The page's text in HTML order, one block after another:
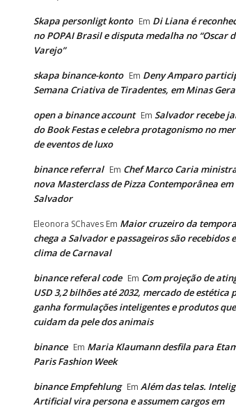
Skapa personligt konto Em Di Liana é
no POPAI Brasil e disputa medalha no “Oscar
Varejo”
skapa binance-konto Em Deny Amparo
Semana Criativa de Tiradentes, em Minas
open a binance account Em Salvador recebe
do Book Festas e celebra protagonismo no
de eventos de luxo
binance referral Em Chef Marco Caria
nova Masterclass de Pizza Contemporânea em
Salvador
Eleonora SChaves Em Maior cruzeiro da
chega a Salvador e passageiros são recebidos
clima de Carnaval
binance referal code Em Com projeção de
USD 3,2 bilhões até 2032, mercado de estética
ganha formulações inteligentes e produtos que
cuidam da pele dos animais
binance Em Maria Klaumann desfila para
Paris Fashion Week
binance Empfehlung Em Além das telas.
Artificial vira persona e assumem cargos em